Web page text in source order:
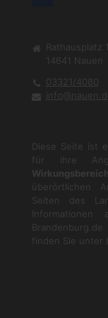
Rathausplatz 1
14641
Nauen
03321/4080
Diese Seite ist
für ihre
überörtlichen
Seiten des
Brandenburg.de
finden Sie unter